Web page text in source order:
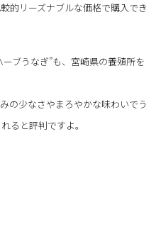
的リーズナブルな価格で購入でき
ブうなぎ”も、宮崎県の養殖所を
の少なさやまろやかな味わいでう
ると評判ですよ。